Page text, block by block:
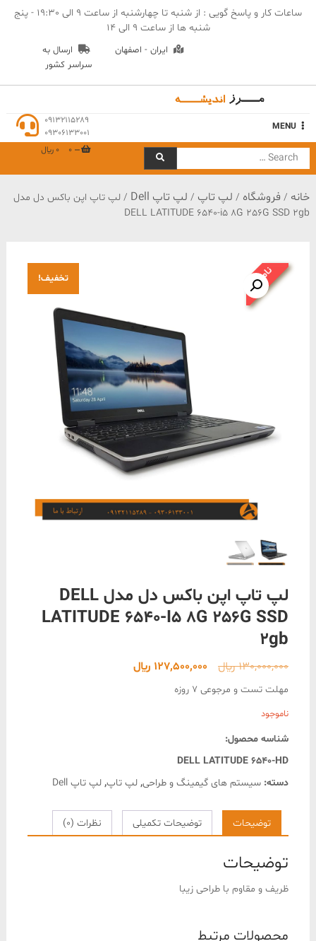
ساعات کار و پاسخ گویی : از شنبه تا چهارشنبه از ساعت 9 الی 19:30 - پنج
شنبه ها از ساعت 9 الی 14
ایران - اصفهان
ارسال به
سراسر کشور
MENU
09132115289
09306133001
Search
for:
0 0 ﷼
خانه / فروشگاه / لپ تاپ / لپ تاپ Dell
/ لپ تاپ اپن باکس دل مدل
DELL LATITUDE 6540-i5 8G 256G SSD 2gb
تخفیف! ناموجود
لپ تاپ اپن باکس دل مدل DELL
LATITUDE 6540-I5 8G 256G SSD
2gb
130,000,000﷼
قیمت
اصلی
127,500,000 ﷼قیمت
مهلت تست و مرجوعی 7 روزه
ناموجود
شناسه محصول:
DELL LATITUDE 6540-HD
دسته: سیستم های گیمینگ و طراحی, لپ تاپ, لپ تاپ Dell
توضیحات توضیحات تکمیلی نظرات (0)
توضیحات
ظریف و مقاوم با طراحی زیبا
محصولات مرتبط